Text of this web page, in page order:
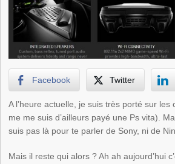
Facebook Twitter
A l’heure actuelle, je suis très porté sur les
me me suis d’ailleurs payé une Ps vita).
suis pas là pour te parler de Sony, ni de
Mais il reste qui alors ? Ah ah aujourd’hui